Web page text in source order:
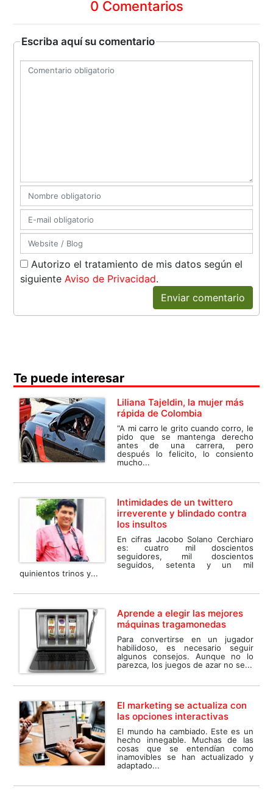
0 Comentarios
Escriba aquí su comentario
Autorizo el tratamiento de mis datos según el
siguienteAviso de Privacidad.
Enviar comentario
Te puede interesar
Liliana Tajeldin, la mujer más
rápida de Colombia
“A mi carro le grito cuando corro, le
pido que se mantenga derecho
antes de una carrera, pero
después lo felicito, lo consiento
mucho...
Intimidades de un twittero
irreverente y blindado contra
los insultos
En cifras Jacobo Solano Cerchiaro
es: cuatro mil doscientos
seguidores, mil doscientos
seguidos, setenta y un mil
quinientos trinos y...
Aprende a elegir las mejores
máquinas tragamonedas
Para convertirse en un jugador
habilidoso, es necesario seguir
algunos consejos. Aunque no lo
parezca, los juegos de azar no se...
El marketing se actualiza con
las opciones interactivas
El mundo ha cambiado. Este es un
hecho innegable. Muchas de las
cosas que se entendían como
inamovibles se han actualizado y
adaptado...